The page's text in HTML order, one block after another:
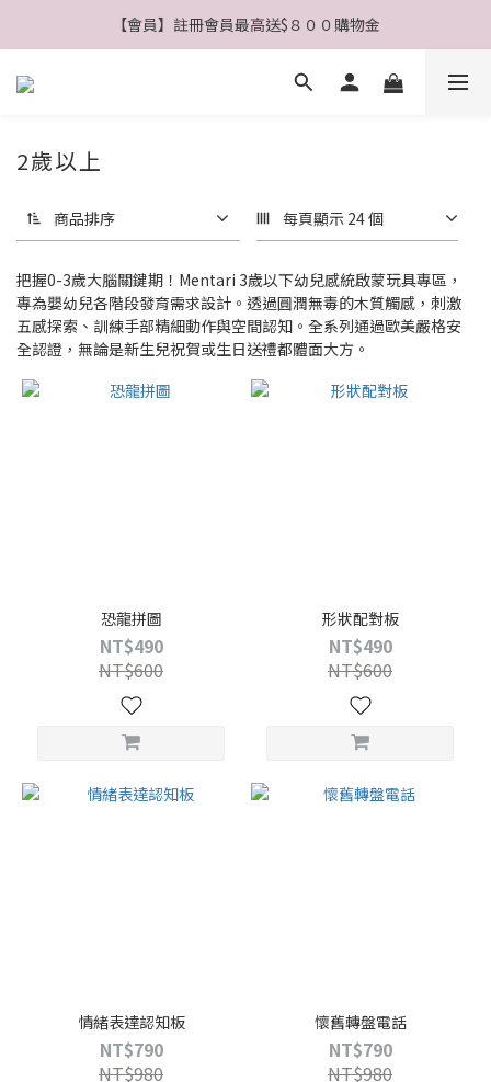
【公告】4/21(二)起 價格調整事宜
【會員】註冊會員最高送$８００購物金
【公告】4/21(二)起 價格調整事宜
2歲以上
商品排序 每頁顯示 24 個
把握0-3歲大腦關鍵期！Mentari 3歲以下幼兒感統啟蒙玩具專區，
專為嬰幼兒各階段發育需求設計。透過圓潤無毒的木質觸感，刺激
五感探索、訓練手部精細動作與空間認知。全系列通過歐美嚴格安
全認證，無論是新生兒祝賀或生日送禮都體面大方。
恐龍拼圖
NT$490
NT$600
形狀配對板
NT$490
NT$600
情緒表達認知板
NT$790
NT$980
懷舊轉盤電話
NT$790
NT$980